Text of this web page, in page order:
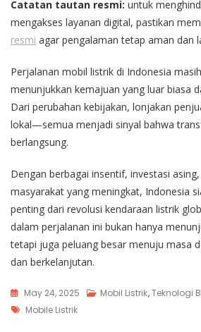
Catatan tautan resmi: untuk
mengakses layanan digital, pastikan
resmi agar pengalaman tetap aman dan
Perjalanan mobil listrik di Indonesia
menunjukkan kemajuan yang luar biasa
Dari perubahan kebijakan, lonjakan
lokal—semua menjadi sinyal bahwa
berlangsung.
Dengan berbagai insentif, investasi
masyarakat yang meningkat, Indonesia
penting dari revolusi kendaraan listrik
dalam perjalanan ini bukan hanya
tetapi juga peluang besar menuju masa
dan berkelanjutan.
May 24, 2025 Mobil Listrik,Teknologi
Tags
Mobile Listrik